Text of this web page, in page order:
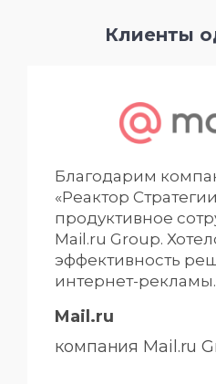
Клиенты
Благодарим
«Реактор
продуктивное
Mail.ru Group.
эффективность
интернет-рекламы.
Mail.ru
компания Mail.ru